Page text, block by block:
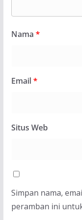
Nama *
Email*
Situs Web
Simpan nama,
peramban ini